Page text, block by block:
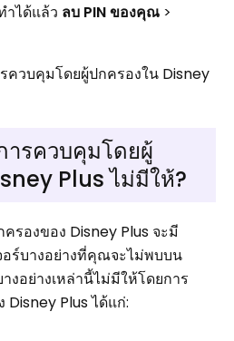
ได้แล้ว ลบ PIN ของคุณ >
ควบคุมโดยผู้ปกครองใน Disney
ารควบคุมโดยผู้
Plus ไม่มีให้?
รองของ Disney Plus จะมี
อร์บางอย่างที่คุณจะไม่พบบน
อย่างเหล่านี้ไม่มีให้โดยการ
Plus ได้แก่: